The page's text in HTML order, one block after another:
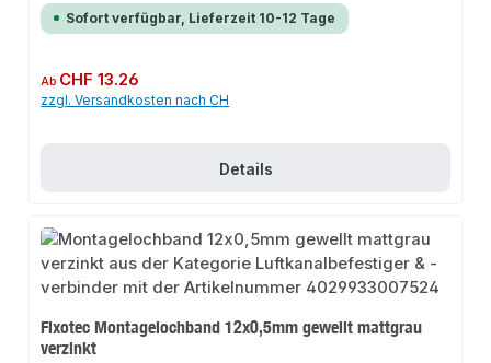
Sofort verfügbar, Lieferzeit 10-12 Tage
Regulärer Preis:
Ab CHF 13.26
zzgl. Versandkosten nach CH
Details
Fixotec Montagelochband 12x0,5mm gewellt mattgrau
verzinkt